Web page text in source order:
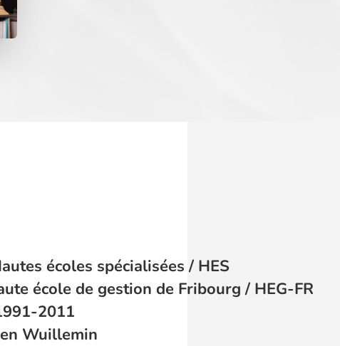
écoles spécialisées / HES
école de gestion de Fribourg / HEG-FR
2011
Wuillemin